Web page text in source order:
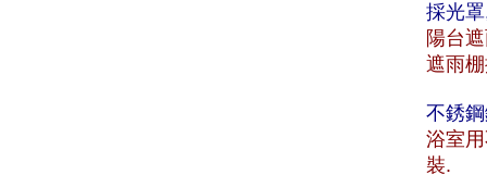
採光
陽台
遮雨
不銹
浴室
裝.